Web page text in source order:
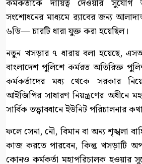
কর্মকর্তাকে দায়িত্ব দেওয়ার
সংশোধনের মাধ্যমে র‍্যাবের জন্য
৬ডি— চারটি ধারা যুক্ত করা হয়েছিল।
নতুন খসড়ার ৭ ধারায় বলা হয়েছে,
বাংলাদেশ পুলিশে কর্মরত অতিরিক্ত
কর্মকর্তাদের মধ্য থেকে সরকার
আইজিপির সাধারণ নিয়ন্ত্রণের অধীনে
সার্বিক তত্ত্বাবধানে ইউনিট পরিচালনার
ফলে সেনা, নৌ, বিমান বা অন্য শৃঙ্খলা
কাজ করতে পারবেন, কিন্তু খসড়াটি
কোনও কর্মকর্তা মহাপরিচালক হওয়ার